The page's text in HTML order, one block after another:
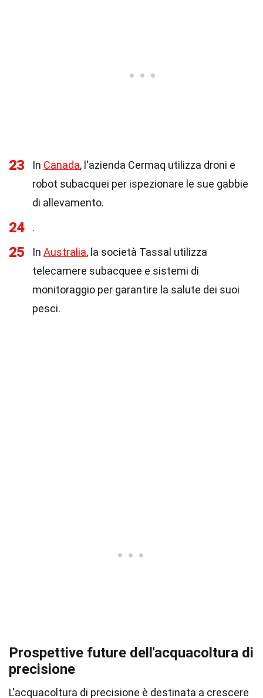
23 In Canada, l'azienda Cermaq utilizza droni e
robot subacquei per ispezionare le sue gabbie
di allevamento.
24 .
25 In Australia, la società Tassal utilizza
telecamere subacquee e sistemi di
monitoraggio per garantire la salute dei suoi
pesci.
Prospettive future dell'acquacoltura di
precisione
L'acquacoltura di precisione è destinata a crescere